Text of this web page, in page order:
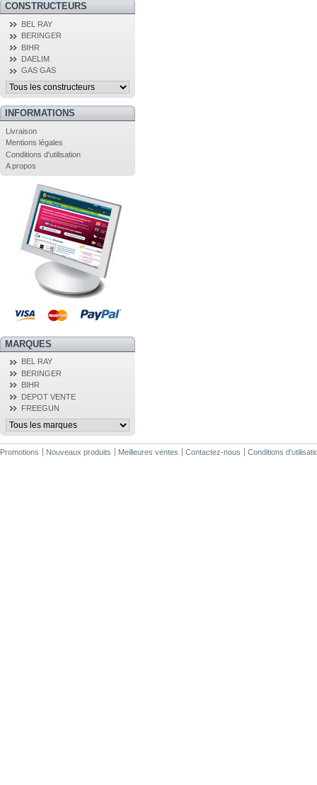
CONSTRUCTEURS
BEL RAY
BERINGER
BIHR
DAELIM
GAS GAS
INFORMATIONS
Livraison
Mentions légales
Conditions d'utilisation
A propos
MARQUES
BEL RAY
BERINGER
BIHR
DEPOT VENTE
FREEGUN
Promotions Nouveaux produits Meilleures ventes Contactez-nous Conditions